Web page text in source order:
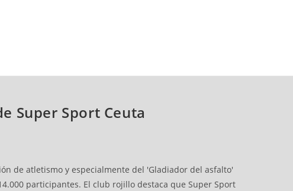
Super Sport Ceuta
de atletismo y especialmente del 'Gladiador del asfalto'
participantes. El club rojillo destaca que Super Sport